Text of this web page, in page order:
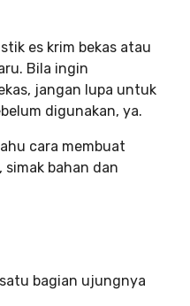
es krim bekas atau
Bila ingin
jangan lupa untuk
digunakan, ya.
cara membuat
bahan dan
bagian ujungnya